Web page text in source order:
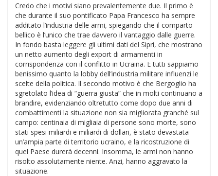
Credo che i motivi siano prevalentemente due. Il primo è
che durante il suo pontificato Papa Francesco ha sempre
additato l’industria delle armi, spiegando che il comparto
bellico è l’unico che trae davvero il vantaggio dalle guerre.
In fondo basta leggere gli ultimi dati del Sipri, che mostrano
un netto aumento degli export di armamenti in
corrispondenza con il conflitto in Ucraina. E tutti sappiamo
benissimo quanto la lobby dell’industria militare influenzi le
scelte della politica. Il secondo motivo è che Bergoglio ha
sgretolato l’idea di “guerra giusta” che in molti continuano a
brandire, evidenziando oltretutto come dopo due anni di
combattimenti la situazione non sia migliorata granché sul
campo: centinaia di migliaia di persone sono morte, sono
stati spesi miliardi e miliardi di dollari, è stato devastata
un’ampia parte di territorio ucraino, e la ricostruzione di
quel Paese durerà decenni. Insomma, le armi non hanno
risolto assolutamente niente. Anzi, hanno aggravato la
situazione.